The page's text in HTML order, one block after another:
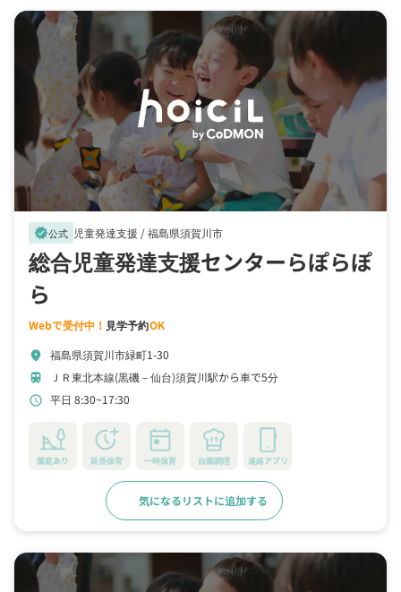
verified公式 児童発達支援 /福島県須賀川市
総合児童発達支援センターらぽらぽ
ら
Webで受付中！ 見学予約OK
location_on 福島県須賀川市緑町1-30
train ＪＲ東北本線(黒磯－仙台)須賀川駅から車で5分
schedule 平日 8:30~17:30
園庭あり 延長保育 一時保育 自園調理 連絡アプリ
気になるリストに追加する